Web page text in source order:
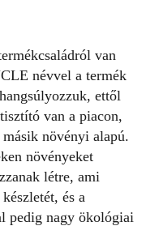
van
névvel a termék
ettől
van a piacon,
növényi alapú.
növényeket
létre, ami
és a
pedig nagy ökológiai